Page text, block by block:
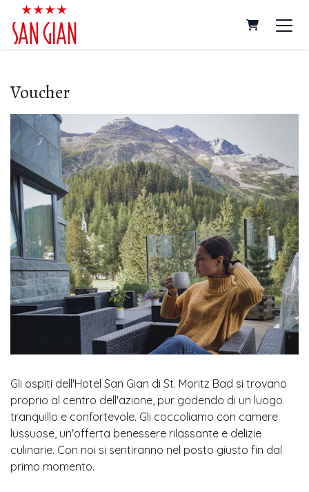
Carrello
Voucher
Gli ospiti dell'Hotel San Gian di St. Moritz Bad si trovano
proprio al centro dell'azione, pur godendo di un luogo
tranquillo e confortevole. Gli coccoliamo con camere
lussuose, un'offerta benessere rilassante e delizie
culinarie. Con noi si sentiranno nel posto giusto fin dal
primo momento.